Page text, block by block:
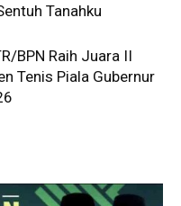
Tanahku
BPN Raih Juara II
Tenis Piala Gubernur